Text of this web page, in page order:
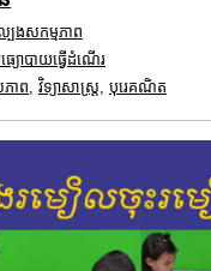
ែងសកម្មភាព
យោបាយធ្វើដំណើរ
ាព, វិទ្យាសាស្រ្ត, បុរេគណិត